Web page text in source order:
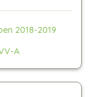
2018-2019
A